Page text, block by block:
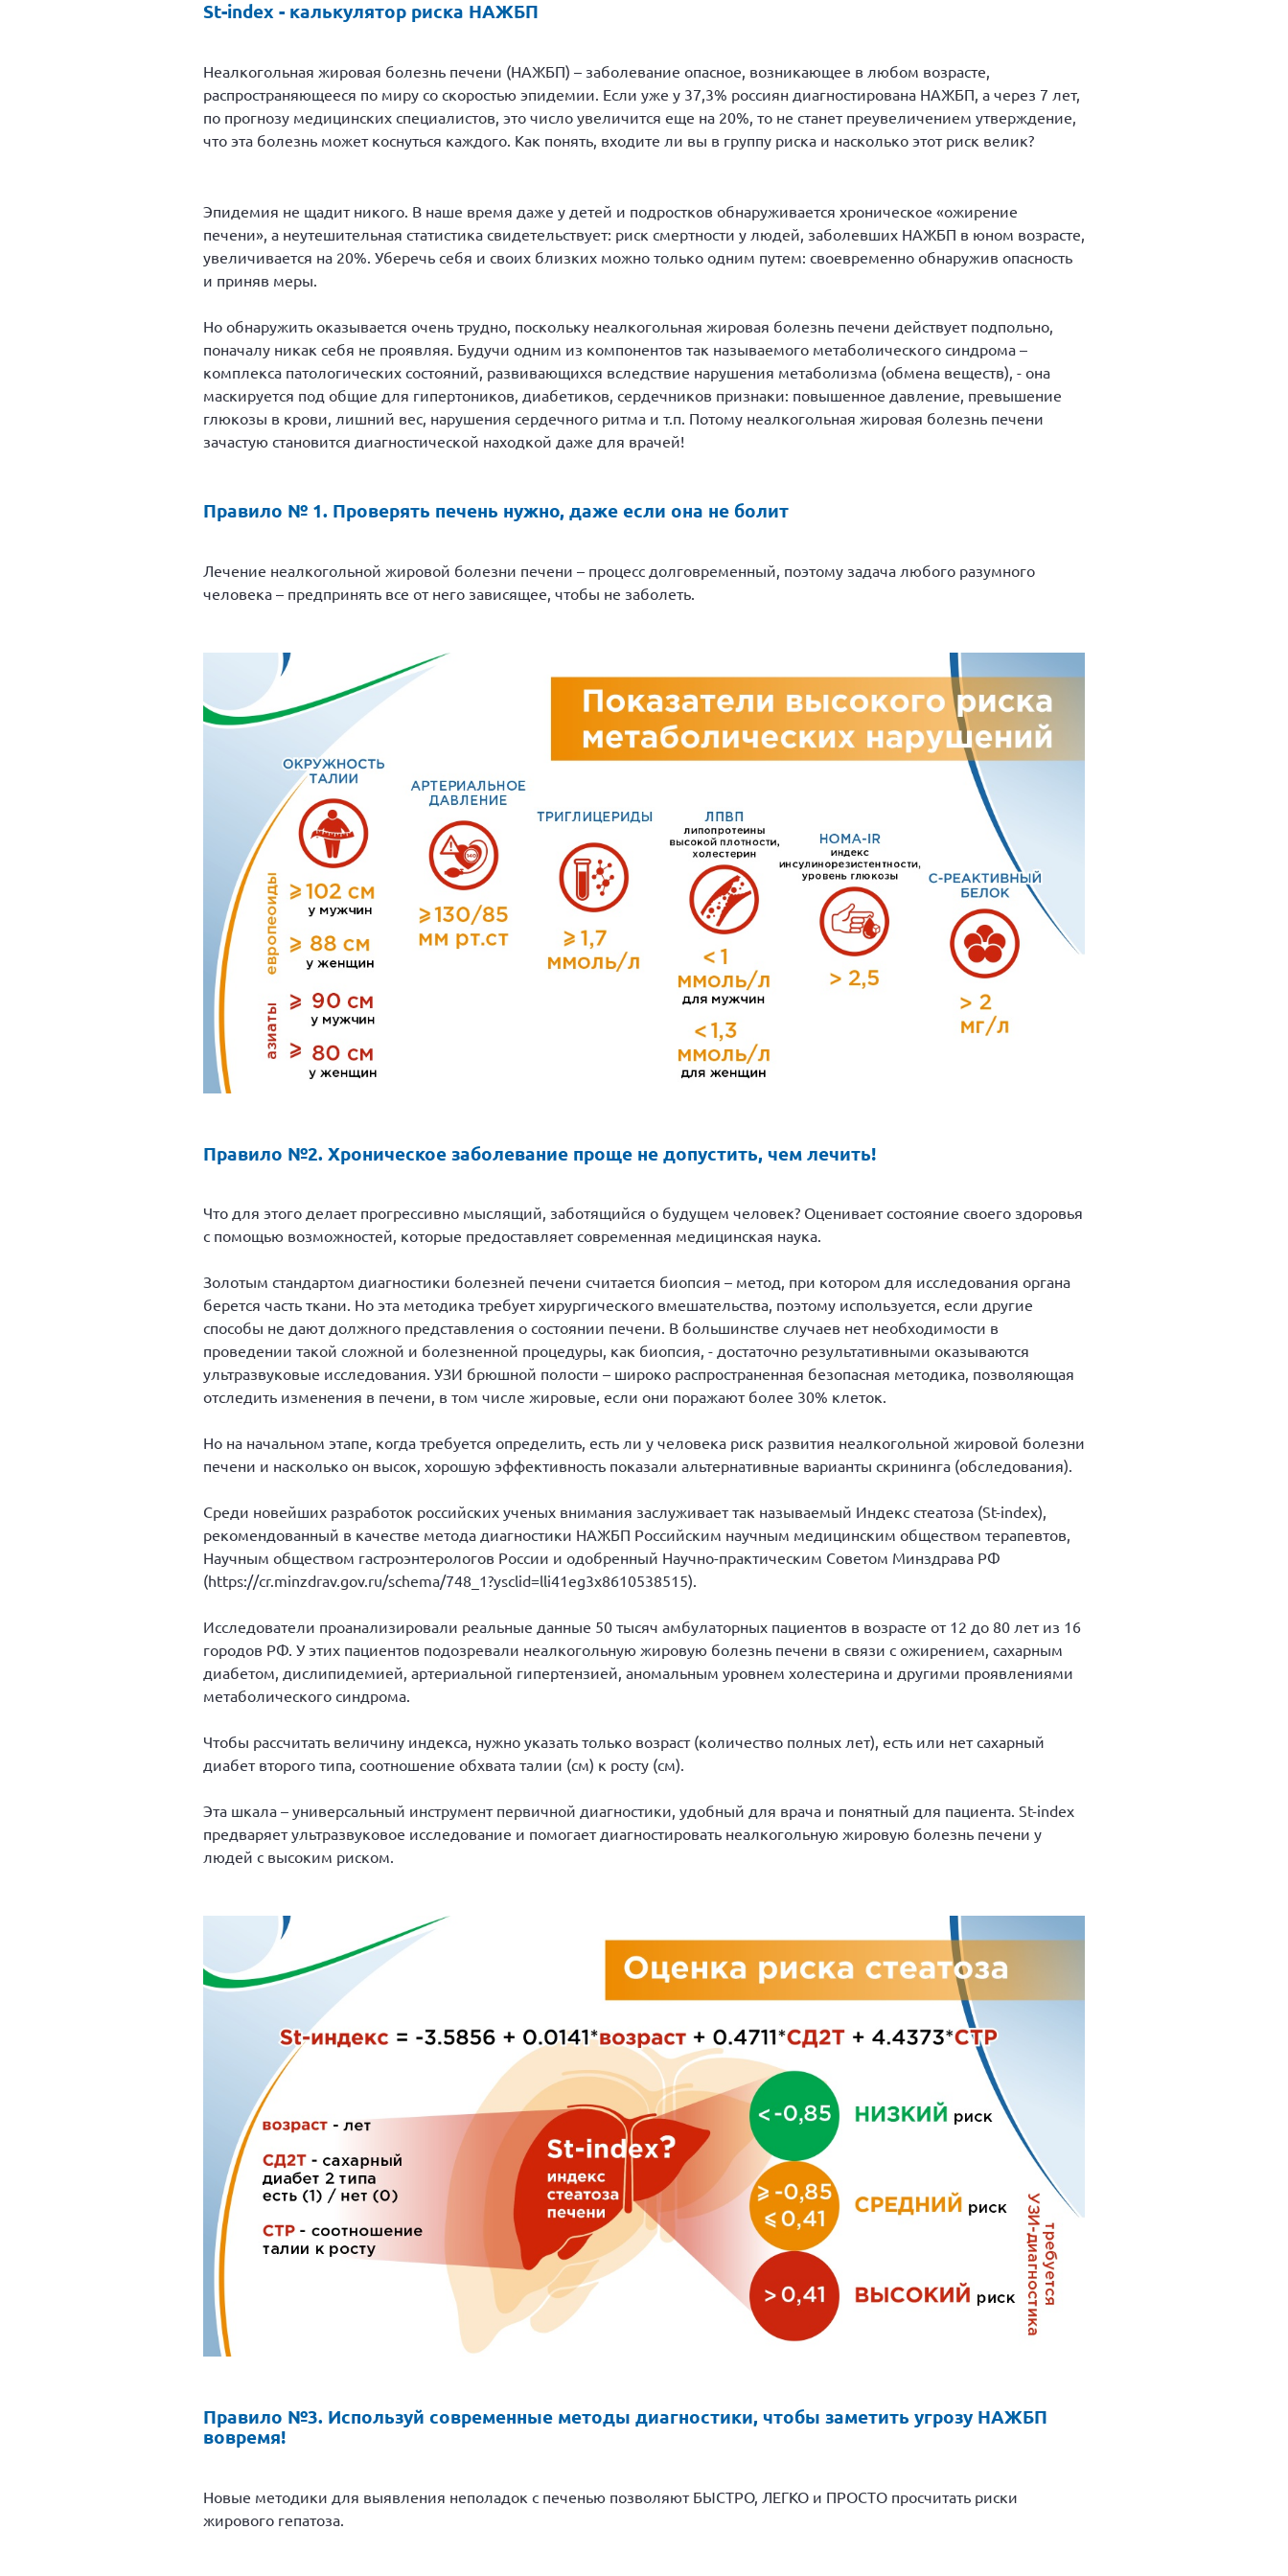
St-index - калькулятор риска НАЖБП
Неалкогольная жировая болезнь печени (НАЖБП) – заболевание опасное, возникающее в любом возрасте,
распространяющееся по миру со скоростью эпидемии. Если уже у 37,3% россиян диагностирована НАЖБП, а через 7 лет,
по прогнозу медицинских специалистов, это число увеличится еще на 20%, то не станет преувеличением утверждение,
что эта болезнь может коснуться каждого. Как понять, входите ли вы в группу риска и насколько этот риск велик?
Эпидемия не щадит никого. В наше время даже у детей и подростков обнаруживается хроническое «ожирение
печени», а неутешительная статистика свидетельствует: риск смертности у людей, заболевших НАЖБП в юном возрасте,
увеличивается на 20%. Уберечь себя и своих близких можно только одним путем: своевременно обнаружив опасность
и приняв меры.
Но обнаружить оказывается очень трудно, поскольку неалкогольная жировая болезнь печени действует подпольно,
поначалу никак себя не проявляя. Будучи одним из компонентов так называемого метаболического синдрома –
комплекса патологических состояний, развивающихся вследствие нарушения метаболизма (обмена веществ), - она
маскируется под общие для гипертоников, диабетиков, сердечников признаки: повышенное давление, превышение
глюкозы в крови, лишний вес, нарушения сердечного ритма и т.п. Потому неалкогольная жировая болезнь печени
зачастую становится диагностической находкой даже для врачей!
Правило № 1. Проверять печень нужно, даже если она не болит
Лечение неалкогольной жировой болезни печени – процесс долговременный, поэтому задача любого разумного
человека – предпринять все от него зависящее, чтобы не заболеть.
Правило №2. Хроническое заболевание проще не допустить, чем лечить!
Что для этого делает прогрессивно мыслящий, заботящийся о будущем человек? Оценивает состояние своего здоровья
с помощью возможностей, которые предоставляет современная медицинская наука.
Золотым стандартом диагностики болезней печени считается биопсия – метод, при котором для исследования органа
берется часть ткани. Но эта методика требует хирургического вмешательства, поэтому используется, если другие
способы не дают должного представления о состоянии печени. В большинстве случаев нет необходимости в
проведении такой сложной и болезненной процедуры, как биопсия, - достаточно результативными оказываются
ультразвуковые исследования. УЗИ брюшной полости – широко распространенная безопасная методика, позволяющая
отследить изменения в печени, в том числе жировые, если они поражают более 30% клеток.
Но на начальном этапе, когда требуется определить, есть ли у человека риск развития неалкогольной жировой болезни
печени и насколько он высок, хорошую эффективность показали альтернативные варианты скрининга (обследования).
Среди новейших разработок российских ученых внимания заслуживает так называемый Индекс стеатоза (St-index),
рекомендованный в качестве метода диагностики НАЖБП Российским научным медицинским обществом терапевтов,
Научным обществом гастроэнтерологов России и одобренный Научно-практическим Советом Минздрава РФ
(https://cr.minzdrav.gov.ru/schema/748_1?ysclid=lli41eg3x8610538515).
Исследователи проанализировали реальные данные 50 тысяч амбулаторных пациентов в возрасте от 12 до 80 лет из 16
городов РФ. У этих пациентов подозревали неалкогольную жировую болезнь печени в связи с ожирением, сахарным
диабетом, дислипидемией, артериальной гипертензией, аномальным уровнем холестерина и другими проявлениями
метаболического синдрома.
Чтобы рассчитать величину индекса, нужно указать только возраст (количество полных лет), есть или нет сахарный
диабет второго типа, соотношение обхвата талии (см) к росту (см).
Эта шкала – универсальный инструмент первичной диагностики, удобный для врача и понятный для пациента. St-index
предваряет ультразвуковое исследование и помогает диагностировать неалкогольную жировую болезнь печени у
людей с высоким риском.
Правило №3. Используй современные методы диагностики, чтобы заметить угрозу НАЖБП
вовремя!
Новые методики для выявления неполадок с печенью позволяют БЫСТРО, ЛЕГКО и ПРОСТО просчитать риски
жирового гепатоза.